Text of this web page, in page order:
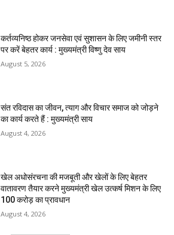
कर्तव्यनिष्ठ होकर जनसेवा एवं सुशासन के लिए जमीनी स्तर
पर करें बेहतर कार्य : मुख्यमंत्री विष्णु देव साय
August 5, 2026
संत रविदास का जीवन, त्याग और विचार समाज को जोड़ने
का कार्य करते हैं : मुख्यमंत्री साय
August 4, 2026
खेल अधोसंरचना की मजबूती और खेलों के लिए बेहतर
वातावरण तैयार करने मुख्यमंत्री खेल उत्कर्ष मिशन के लिए
100 करोड़ का प्रावधान
August 4, 2026